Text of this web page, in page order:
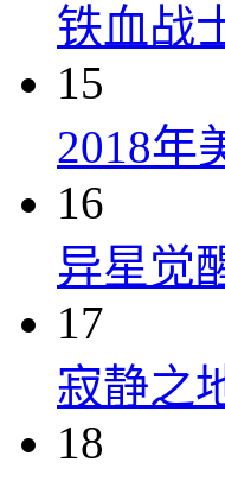
铁血战
15
2018年
16
异星觉
17
寂静之
18